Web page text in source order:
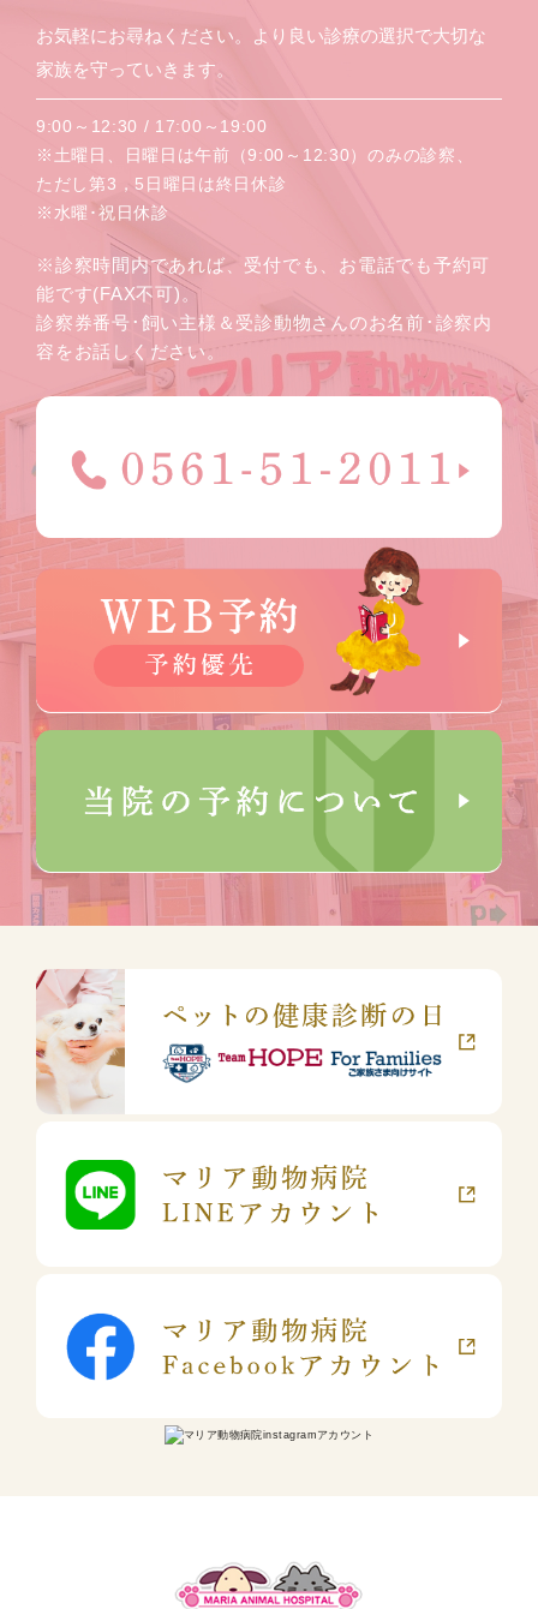
お気軽にお尋ねください。より良い診療の選択で大切な
家族を守っていきます。
9:00～12:30 / 17:00～19:00
※土曜日、日曜日は午前（9:00～12:30）のみの診察、
ただし第3，5日曜日は終日休診
※水曜･祝日休診
※診察時間内であれば、受付でも、お電話でも予約可
能です(FAX不可)。
診察券番号･飼い主様＆受診動物さんのお名前･診察内
容をお話しください。